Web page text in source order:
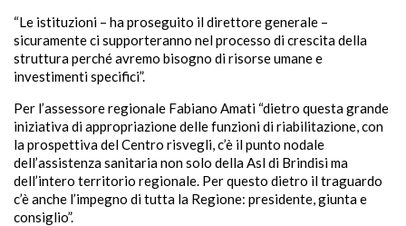
“Le istituzioni – ha proseguito il direttore generale –
sicuramente ci supporteranno nel processo di crescita della
struttura perché avremo bisogno di risorse umane e
investimenti specifici”.
Per l’assessore regionale Fabiano Amati “dietro questa grande
iniziativa di appropriazione delle funzioni di riabilitazione, con
la prospettiva del Centro risvegli, c’è il punto nodale
dell’assistenza sanitaria non solo della Asl di Brindisi ma
dell’intero territorio regionale. Per questo dietro il traguardo
c’è anche l’impegno di tutta la Regione: presidente, giunta e
consiglio”.